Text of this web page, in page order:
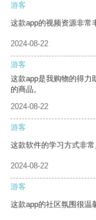
游客
这款app的视频资源非常
2024-08-22
游客
这款app是我购物的得力
的商品。
2024-08-22
游客
这款软件的学习方式非
2024-08-22
游客
这款app的社区氛围很温